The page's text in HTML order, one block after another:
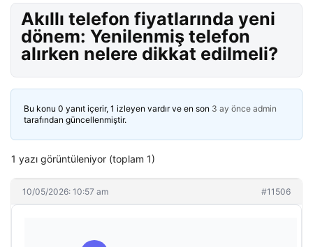
Akıllı telefon fiyatlarında yeni
dönem: Yenilenmiş telefon
alırken nelere dikkat edilmeli?
Bu konu 0 yanıt içerir, 1 izleyen vardır ve en son 3 ay önce admin
tarafından güncellenmiştir.
1 yazı görüntüleniyor (toplam 1)
10/05/2026: 10:57 am #11506